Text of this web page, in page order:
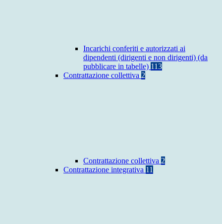
Incarichi conferiti e autorizzati ai
dipendenti (dirigenti e non dirigenti) (da
pubblicare in tabelle) 113
Contrattazione collettiva 2
Contrattazione collettiva 2
Contrattazione integrativa 11